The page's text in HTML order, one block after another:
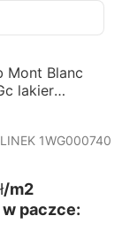
035
Mont Blanc
lakier
1WG000740
/m2
paczce: